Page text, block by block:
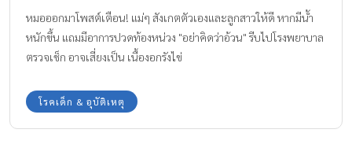
หมอออกมาโพสต์เตือน! แม่ๆ สังเกตตัวเองและลูกสาวให้ดี หากมีน้ำ
หนักขึ้น แถมมีอาการปวดท้องหน่วง "อย่าคิดว่าอ้วน" รีบไปโรงพยาบาล
ตรวจเช็ก อาจเสี่ยงเป็น เนื้องอกรังไข่
โรคเด็ก & อุบัติเหตุ